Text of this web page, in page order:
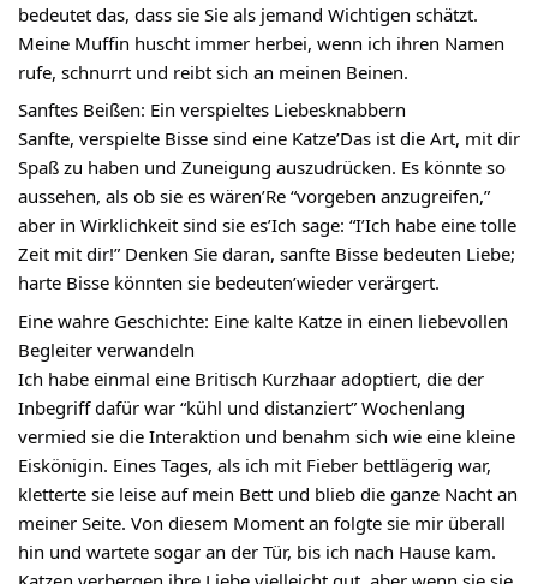
bedeutet das, dass sie Sie als jemand Wichtigen schätzt.
Meine Muffin huscht immer herbei, wenn ich ihren Namen
rufe, schnurrt und reibt sich an meinen Beinen.
Sanftes Beißen: Ein verspieltes Liebesknabbern
Sanfte, verspielte Bisse sind eine Katze’Das ist die Art, mit dir
Spaß zu haben und Zuneigung auszudrücken. Es könnte so
aussehen, als ob sie es wären’Re “vorgeben anzugreifen,”
aber in Wirklichkeit sind sie es’Ich sage: “I’Ich habe eine tolle
Zeit mit dir!” Denken Sie daran, sanfte Bisse bedeuten Liebe;
harte Bisse könnten sie bedeuten’wieder verärgert.
Eine wahre Geschichte: Eine kalte Katze in einen liebevollen
Begleiter verwandeln
Ich habe einmal eine Britisch Kurzhaar adoptiert, die der
Inbegriff dafür war “kühl und distanziert” Wochenlang
vermied sie die Interaktion und benahm sich wie eine kleine
Eiskönigin. Eines Tages, als ich mit Fieber bettlägerig war,
kletterte sie leise auf mein Bett und blieb die ganze Nacht an
meiner Seite. Von diesem Moment an folgte sie mir überall
hin und wartete sogar an der Tür, bis ich nach Hause kam.